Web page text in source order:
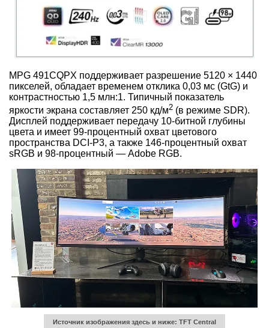
MPG 491CQPX поддерживает разрешение 5120 × 1440
пикселей, обладает временем отклика 0,03 мс (GtG) и
контрастностью 1,5 млн:1. Типичный показатель
яркости экрана составляет 250 кд/м2 (в режиме SDR).
Дисплей поддерживает передачу 10-битной глубины
цвета и имеет 99-процентный охват цветового
пространства DCI-P3, а также 146-процентный охват
sRGB и 98-процентный — Adobe RGB.
Источник изображения здесь и ниже: TFT Central